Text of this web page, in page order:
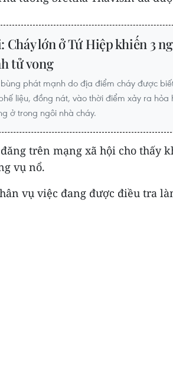
Cháy lớn ở Tứ Hiệp khiến 3
tử vong
phát mạnh do địa điểm cháy được
liệu, đồng nát, vào thời điểm xảy ra hỏa
ở trong ngôi nhà cháy.
trên mạng xã hội cho thấy
vụ nổ.
vụ việc đang được điều tra